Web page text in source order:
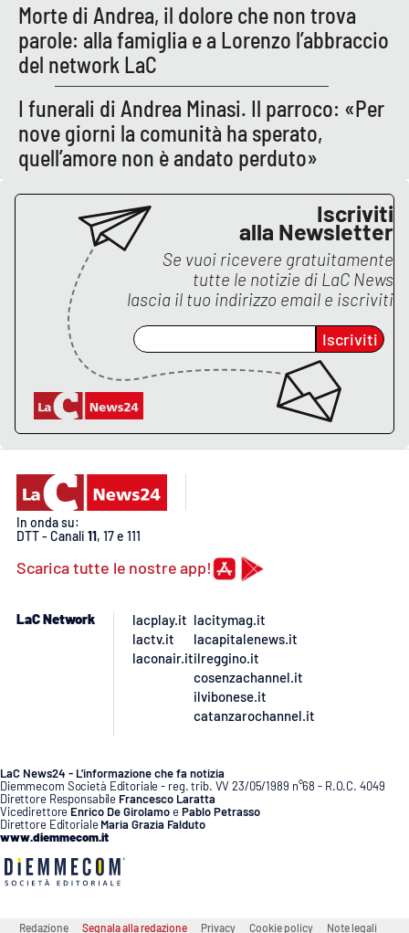
Ilvibonese.it
Catanzarochannel.it
APP
Android
Morte di Andrea, il dolore che non trova
parole: alla famiglia e a Lorenzo l’abbraccio
del network LaC
I funerali di Andrea Minasi. Il parroco: «Per
nove giorni la comunità ha sperato,
quell’amore non è andato perduto»
Iscriviti
alla Newsletter
Se vuoi ricevere gratuitamente
tutte le notizie di LaC News
lascia il tuo indirizzo email e iscriviti
Iscriviti
In onda su:
DTT - Canali 11, 17 e 111
Scarica tutte le nostre app!
LaC Network
lacplay.it
lactv.it
laconair.it
lacitymag.it
lacapitalenews.it
ilreggino.it
cosenzachannel.it
ilvibonese.it
catanzarochannel.it
LaC News24 - L’informazione che fa notizia
Diemmecom Società Editoriale - reg. trib. VV 23/05/1989 n°68 - R.O.C. 4049
Direttore Responsabile Francesco Laratta
Vicedirettore Enrico De GirolamoePablo Petrasso
Direttore Editoriale Maria Grazia Falduto
www.diemmecom.it
Redazione Segnala alla redazione Privacy Cookie policy Note legali